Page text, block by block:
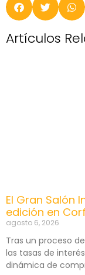
Artículos
El Gran Salón
edición en
agosto 6, 2026
Tras un proceso
las tasas de
dinámica de